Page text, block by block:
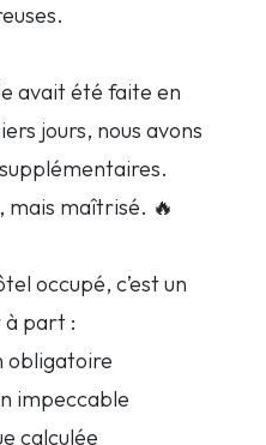
avait été faite en
jours, nous avons
mais maîtrisé. 🔥
occupé, c’est un
part :
obligatoire
impeccable
calculée